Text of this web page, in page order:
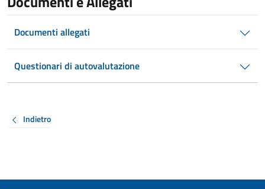
Documenti allegati
Questionari di autovalutazione
Indietro